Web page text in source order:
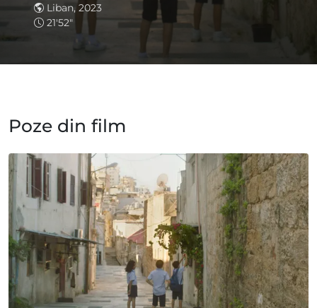
Liban, 2023
21'52"
Poze din film